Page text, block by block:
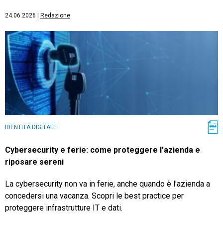
24.06.2026 Redazione
IDENTITÀ DIGITALE
Cybersecurity e ferie: come proteggere l’azienda e
riposare sereni
La cybersecurity non va in ferie, anche quando è l'azienda a
concedersi una vacanza. Scopri le best practice per
proteggere infrastrutture IT e dati.